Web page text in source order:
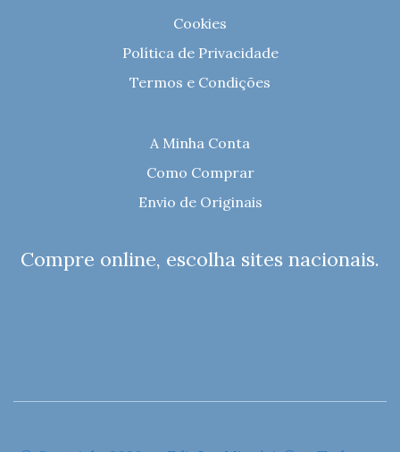
Cookies
Política de Privacidade
Termos e Condições
A Minha Conta
Como Comprar
Envio de Originais
Compre online, escolha sites nacionais.